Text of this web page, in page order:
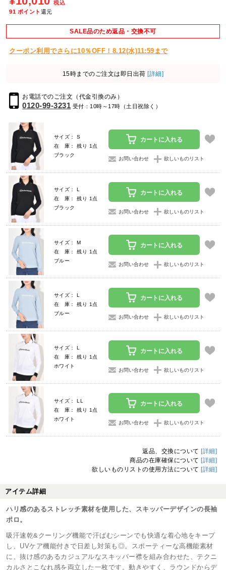
税込
91 ポイント 還元
SALE品のため返品・交換不可
クーポン利用でさらに10％OFF！8.12(水)11:59まで
15時までのご注文は即日出荷 [詳細]
お電話でのご注文（代金引換のみ）
0120-99-3231 受付：10時～17時（土日祝除く）
サイズ： S
在 庫： 残り 1点
ブラック
カートに入れる
お問い合わせ 欲しいものリスト
サイズ： L
在 庫： 残り 1点
ブラック
カートに入れる
お問い合わせ 欲しいものリスト
サイズ： M
在 庫： 残り 1点
ブルー
カートに入れる
お問い合わせ 欲しいものリスト
サイズ： L
在 庫： 残り 1点
ブルー
カートに入れる
お問い合わせ 欲しいものリスト
サイズ： L
在 庫： 残り 1点
ホワイト
カートに入れる
お問い合わせ 欲しいものリスト
サイズ： LL
在 庫： 残り 1点
ホワイト
カートに入れる
お問い合わせ 欲しいものリスト
返品、交換について [詳細]
商品の在庫確保について [詳細]
欲しいものリストの使用方法について [詳細]
アイテム詳細
ハリ感のあるストレッチ素材を使用した、スキッパーデザインの長袖
ポロ。
吸汗速乾&クーリング機能で汗ばむシーンでも快適な着心地をキープ
し、UVケア機能付きで日差し対策も◎。スポーティーな高機能素材
に、抜け感のあるカジュアルなスキッパー襟を組み合わせた、テクニ
カルさとこなれ感を両立した一枚です。動きやすく、ラウンドからデ